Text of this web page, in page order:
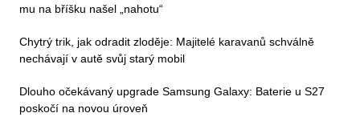
mu na bříšku našel „nahotu“
Chytrý trik, jak odradit zloděje: Majitelé karavanů schválně
nechávají v autě svůj starý mobil
Dlouho očekávaný upgrade Samsung Galaxy: Baterie u S27
poskočí na novou úroveň